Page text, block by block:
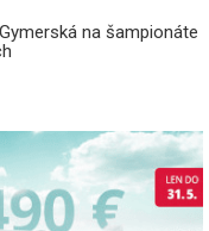
na šampionáte